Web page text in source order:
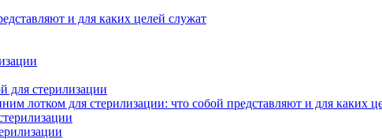
и для каких целей служат
для стерилизации
лотком для стерилизации: что собой представляют и для каких